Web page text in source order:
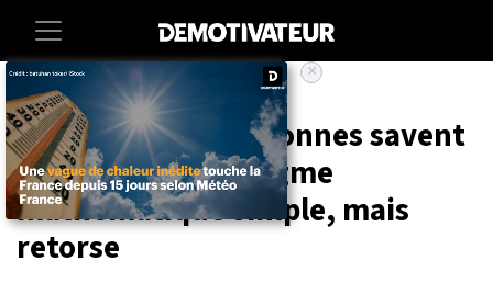
Accueil Lifestyle
Seules peu de personnes savent
résoudre cette énigme
mathématique simple, mais
retorse
×